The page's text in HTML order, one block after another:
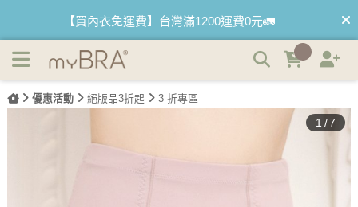
myBRA 最懂妳的內衣品牌
【首購優惠】新客最高可折$150再免運❗
【國際懶惰日】BRATOP2件95折 3件9折🌱
優惠活動 絕版品3折起 3 折專區
1 /7